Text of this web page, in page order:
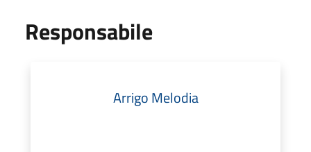
Responsabile
Arrigo Melodia